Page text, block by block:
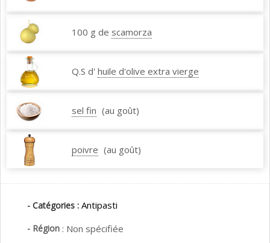
100 g de scamorza
Q.S d' huile d'olive extra vierge
sel fin (au goût)
poivre (au goût)
- Catégories : Antipasti
- Région : Non spécifiée